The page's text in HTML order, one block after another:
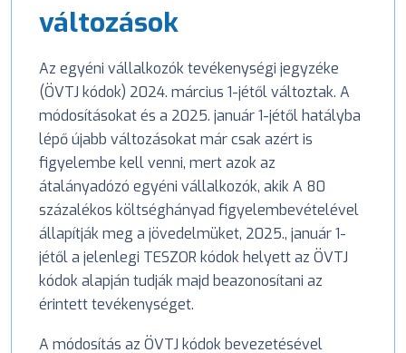
változások
Az egyéni vállalkozók tevékenységi jegyzéke
(ÖVTJ kódok) 2024. március 1-jétől változtak. A
módosításokat és a 2025. január 1-jétől hatályba
lépő újabb változásokat már csak azért is
figyelembe kell venni, mert azok az
átalányadózó egyéni vállalkozók, akik A 80
százalékos költséghányad figyelembevételével
állapítják meg a jövedelmüket, 2025., január 1-
jétől a jelenlegi TESZOR kódok helyett az ÖVTJ
kódok alapján tudják majd beazonosítani az
érintett tevékenységet.
A módosítás az ÖVTJ kódok bevezetésével